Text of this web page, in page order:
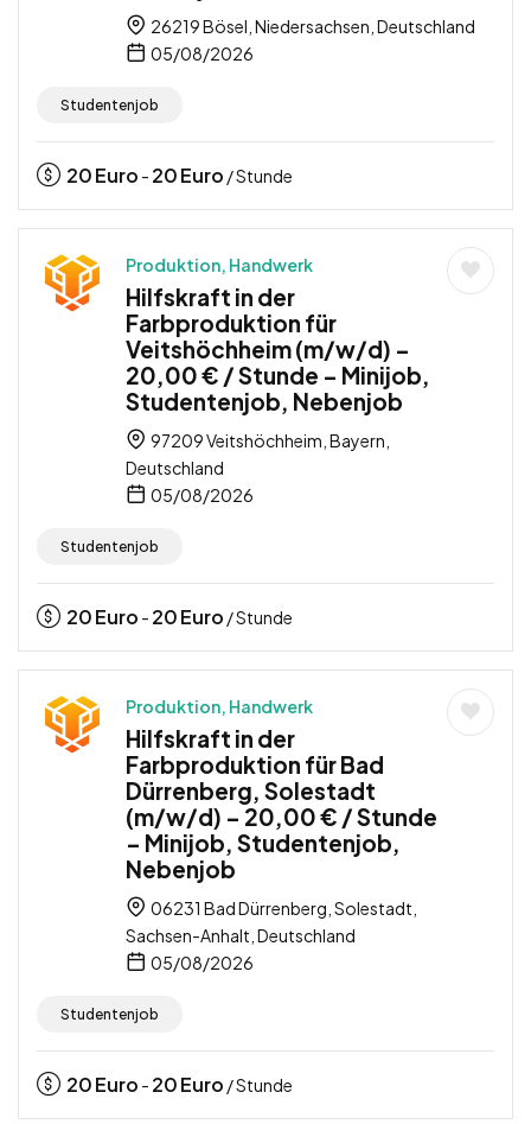
26219 Bösel, Niedersachsen, Deutschland
05/08/2026
Studentenjob
20Euro - 20Euro / Stunde
Produktion, Handwerk
Hilfskraft in der
Farbproduktion für
Veitshöchheim (m/w/d) –
20,00 € / Stunde – Minijob,
Studentenjob, Nebenjob
97209 Veitshöchheim, Bayern,
Deutschland
05/08/2026
Studentenjob
20Euro - 20Euro / Stunde
Produktion, Handwerk
Hilfskraft in der
Farbproduktion für Bad
Dürrenberg, Solestadt
(m/w/d) – 20,00 € / Stunde
– Minijob, Studentenjob,
Nebenjob
06231 Bad Dürrenberg, Solestadt,
Sachsen-Anhalt, Deutschland
05/08/2026
Studentenjob
20Euro - 20Euro / Stunde